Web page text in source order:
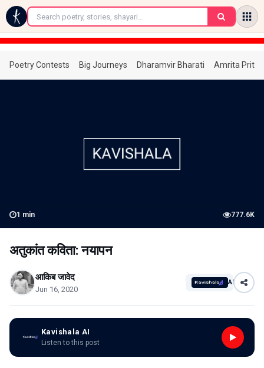
←
Poetry Contests Big Journeys Dharamvir Bharati Amrita
1 min 777.6K
अतुकांत कविता: नयापन
आकिब जावेद
Jun 16, 2020
AI
Kavishala AI
Listen to this post